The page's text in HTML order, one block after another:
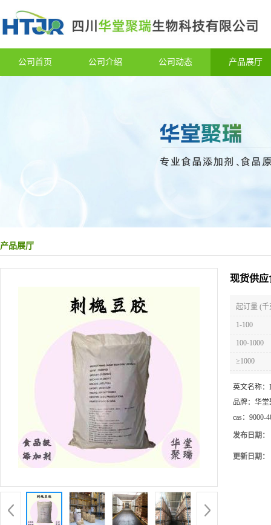
公司首页 公司介绍 公司动态 产品展厅
产品展厅
现货供应
起订量 (千
1-100
100-1000
≥1000
英文名称：
品牌： 华堂
cas： 9000-
发布日期：
更新日期：